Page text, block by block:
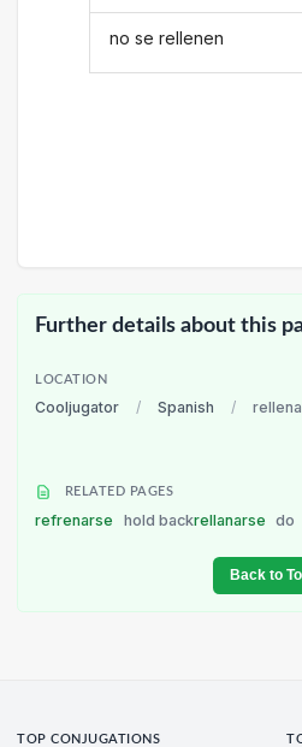
no se rellenen
Further details about this
LOCATION
Cooljugator / Spanish /
RELATED PAGES
refrenarse hold backrellanarse do
Back to
TOP CONJUGATIONS